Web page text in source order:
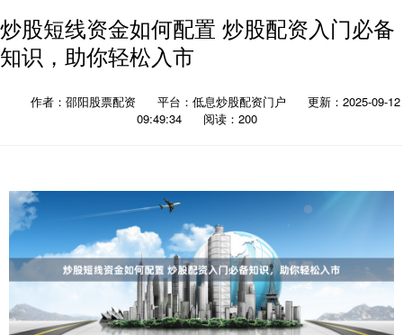
炒股短线资金如何配置 炒股配资入门必备
知识，助你轻松入市
作者：邵阳股票配资 平台：低息炒股配资门户
更新：2025-09-12
09:49:34
阅读：200